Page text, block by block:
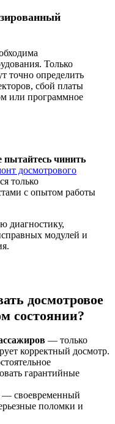
Только
точно определить
сбой платы
или программное
пытайтесь чинить
досмотрового
только
с опытом работы
диагностику,
модулей и
досмотровое
состоянии?
— только
корректный досмотр.
гарантийные
— своевременный
поломки и